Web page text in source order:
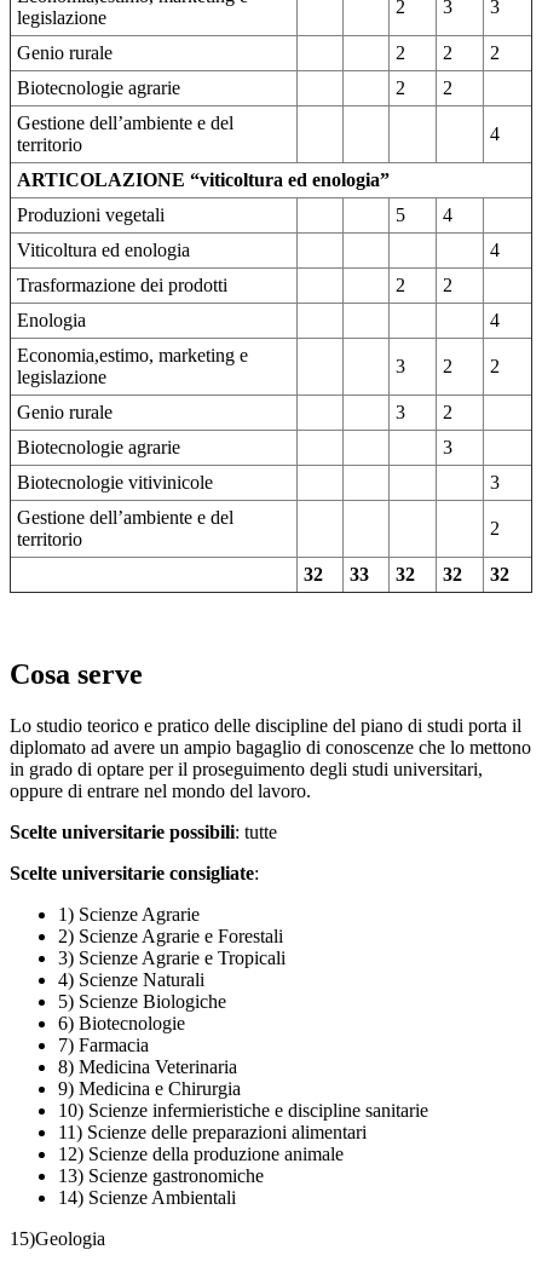
legislazione
2 3 3
Genio rurale 2 2
2
Biotecnologie agrarie
2
2
Gestione dell’ambiente e del
territorio
4
ARTICOLAZIONE “viticoltura ed enologia”
Produzioni vegetali
5
4
Viticoltura ed enologia
4
Trasformazione dei prodotti
2
2
Enologia
4
Economia,estimo, marketing e
legislazione
3 2 2
Genio rurale 3
2
Biotecnologie agrarie
3
Biotecnologie vitivinicole
3
Gestione dell’ambiente e del
territorio
2
32 33 32 32 32
Cosa serve
Lo studio teorico e pratico delle discipline del piano di studi porta il
diplomato ad avere un ampio bagaglio di conoscenze che lo mettono
in grado di optare per il proseguimento degli studi universitari,
oppure di entrare nel mondo del lavoro.
Scelte universitarie possibili: tutte
Scelte universitarie consigliate:
1) Scienze Agrarie
2) Scienze Agrarie e Forestali
3) Scienze Agrarie e Tropicali
4) Scienze Naturali
5) Scienze Biologiche
6) Biotecnologie
7) Farmacia
8) Medicina Veterinaria
9) Medicina e Chirurgia
10) Scienze infermieristiche e discipline sanitarie
11) Scienze delle preparazioni alimentari
12) Scienze della produzione animale
13) Scienze gastronomiche
14) Scienze Ambientali
15)Geologia